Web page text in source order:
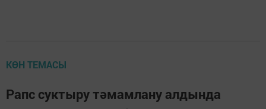
КӨН ТЕМАСЫ
Рапс суктыру тәмамлану алдында